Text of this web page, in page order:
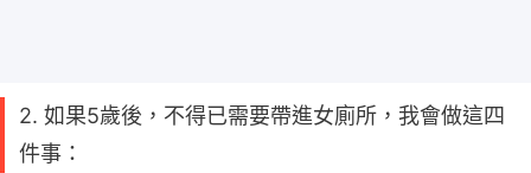
2. 如果5歲後，不得已需要帶進女廁所，我會做這四
件事：